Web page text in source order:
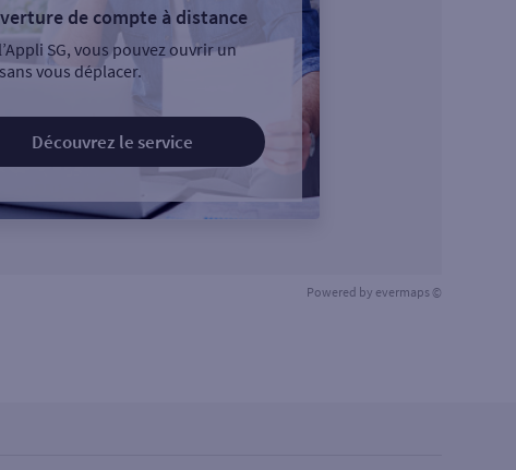
de compte à distance
SG, vous pouvez ouvrir un
vous déplacer.
Découvrez le service
Powered by evermaps ©